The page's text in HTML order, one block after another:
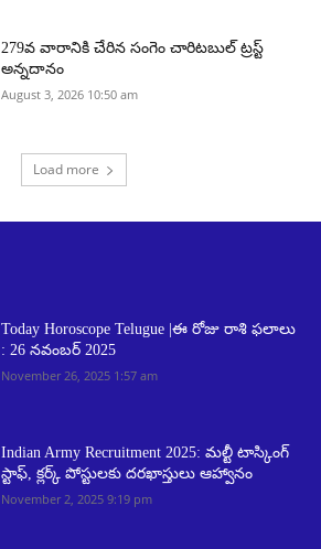
279వ వారానికి చేరిన సంగెం చారిటబుల్ ట్రస్ట్
అన్నదానం
August 3, 2026 10:50 am
Load more
Today Horoscope Telugue |ఈ రోజు రాశి ఫలాలు
: 26 నవంబర్ 2025
November 26, 2025 1:57 am
Indian Army Recruitment 2025: మల్టీ టాస్కింగ్
స్టాఫ్‌, క్లర్క్ పోస్టులకు దరఖాస్తులు ఆహ్వానం
November 2, 2025 9:19 pm